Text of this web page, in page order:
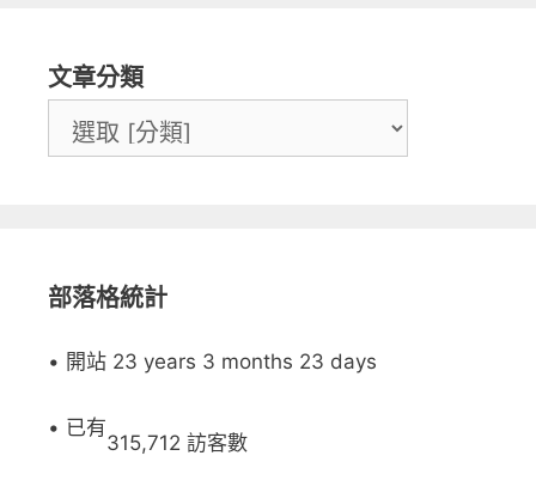
文章分類
部落格統計
• 開站 23 years 3 months 23 days
• 已有
315,712 訪客數